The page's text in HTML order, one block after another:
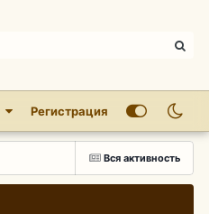
Регистрация
Вся активность